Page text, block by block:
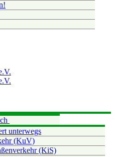
unterwegs
(KuV)
(KiS)